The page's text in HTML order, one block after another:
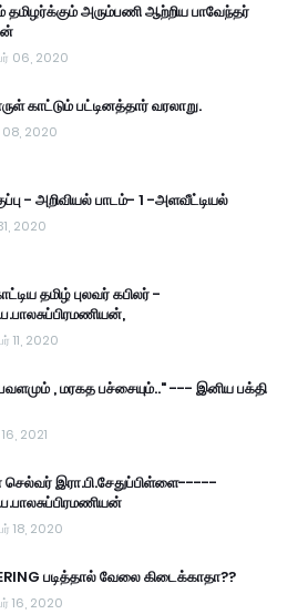
தமிழர்க்கும் அரும்பணி ஆற்றிய பாவேந்தர்
06, 2020
காட்டும் பட்டினத்தார் வரலாறு.
2020
- அறிவியல் பாடம்- 1 -அளவீட்டியல்
2020
தமிழ் புலவர் கபிலர் -
11, 2020
, மரகத பச்சையும்.." --- இனிய பக்தி
2021
இரா.பி.சேதுப்பிள்ளை-----
18, 2020
படித்தால் வேலை கிடைக்காதா??
16, 2020